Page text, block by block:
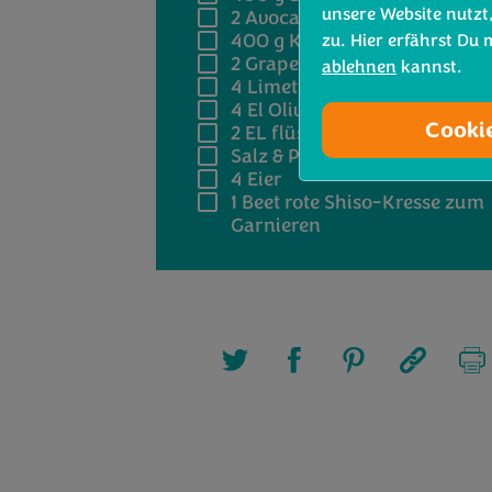
2Avocados
400 g Kirschtomaten
2 Grapefruits
4 Limetten, Saft davon
4 El Olivenöl
2 EL flüssiger Honig
Salz & Pfeffer
4 Eier
1 Beet rote Shiso-Kresse zum
Garnieren
unsere Website
zu. Hier erfährst Du
ablehnen kannst.